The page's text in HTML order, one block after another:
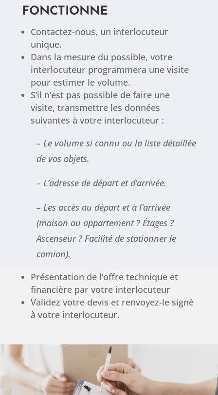
FONCTIONNE
Contactez-nous, un interlocuteur
unique.
Dans la mesure du possible, votre
interlocuteur programmera une visite
pour estimer le volume.
S’il n’est pas possible de faire une
visite, transmettre les données
suivantes à votre interlocuteur :
– Le volume si connu ou la liste détaillée
de vos objets.
– L’adresse de départ et d’arrivée.
– Les accès au départ et à l’arrivée
(maison ou appartement ? Étages ?
Ascenseur ? Facilité de stationner le
camion).
Présentation de l’offre technique et
financière par votre interlocuteur
Validez votre devis et renvoyez-le signé
à votre interlocuteur.